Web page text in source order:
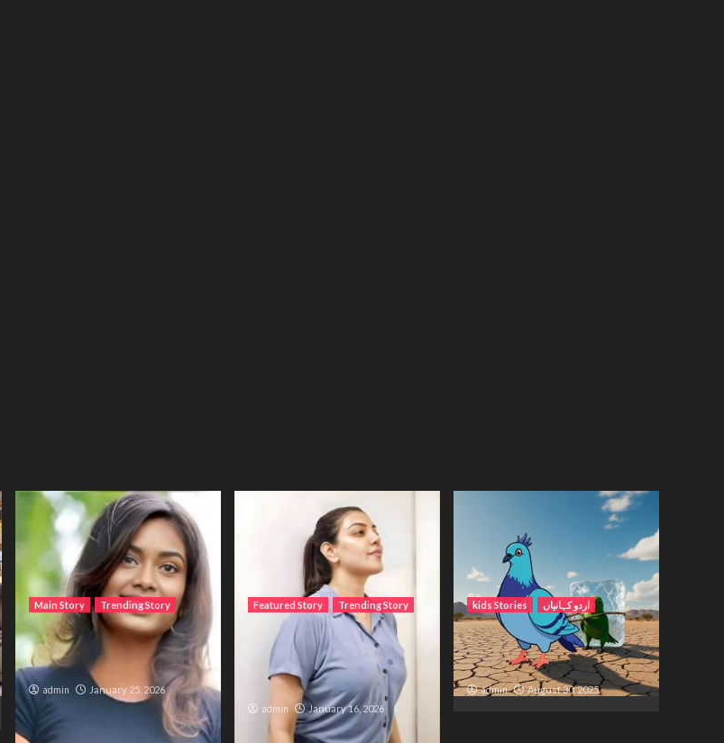
Main Story Trending Story
The Bride from the
Accident
admin January 25, 2026
Featured Story Trending Story
The Silent Wait – A Life
Trapped Between Distance
and Duty
admin January 16, 2026
kids Stories اردو کہانیاں
کبوتر اور اس کا بچہ کی برف
والی کہانی
admin August 30, 2025